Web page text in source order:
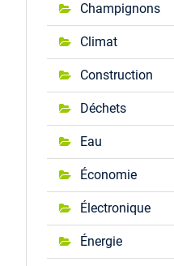
Champignons
Climat
Construction
Déchets
Eau
Économie
Électronique
Énergie